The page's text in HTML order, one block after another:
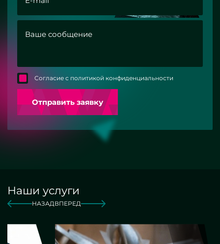
Согласие с политикой конфиденциальности
Отправить заявку
Наши услуги
НАЗАДВПЕРЕД